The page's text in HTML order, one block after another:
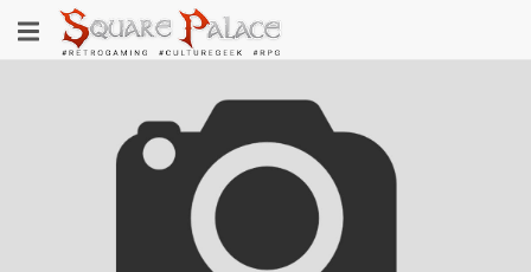
au
contenu
Toggle
navigation